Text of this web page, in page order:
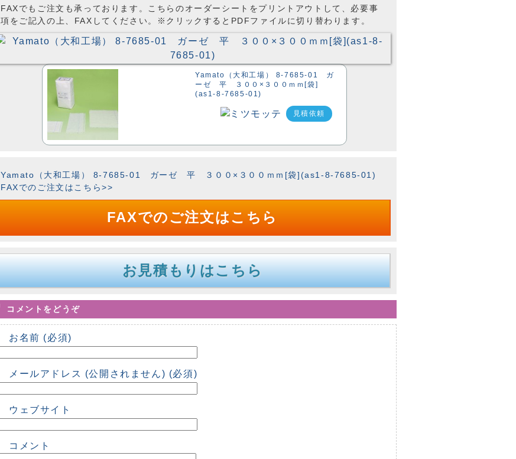
FAXでもご注文も承っております。こちらのオーダーシートをプリントアウトして、必要事
項をご記入の上、FAXしてください。※クリックするとPDFファイルに切り替わります。
Yamato（大和工場） 8-7685-01 ガ
ーゼ 平 ３００×３００ｍｍ[袋]
(as1-8-7685-01)
見積依頼
Yamato（大和工場） 8-7685-01 ガーゼ 平 ３００×３００ｍｍ[袋](as1-8-7685-01)
FAXでのご注文はこちら>>
FAXでのご注文はこちら
お見積もりはこちら
コメントをどうぞ
お名前 (必須)
メールアドレス (公開されません) (必須)
ウェブサイト
コメント